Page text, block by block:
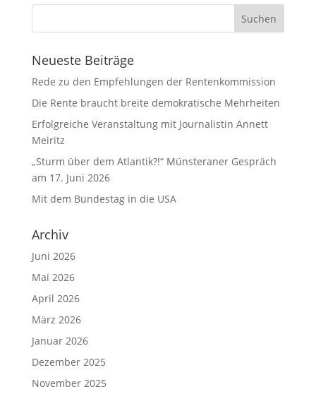
Neueste Beiträge
Rede zu den Empfehlungen der Rentenkommission
Die Rente braucht breite demokratische Mehrheiten
Erfolgreiche Veranstaltung mit Journalistin Annett
Meiritz
„Sturm über dem Atlantik?!“ Münsteraner Gespräch
am 17. Juni 2026
Mit dem Bundestag in die USA
Archiv
Juni 2026
Mai 2026
April 2026
März 2026
Januar 2026
Dezember 2025
November 2025